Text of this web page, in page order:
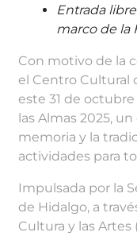
Entrada
marco de la
Con motivo de la
el Centro Cultural
este 31 de
las Almas 2025,
memoria y la
actividades para
Impulsada por la
de Hidalgo, a
Cultura y las Artes